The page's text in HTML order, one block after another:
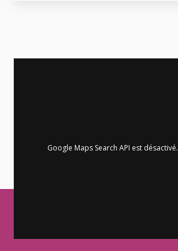
Google Maps Search API est désactivé.